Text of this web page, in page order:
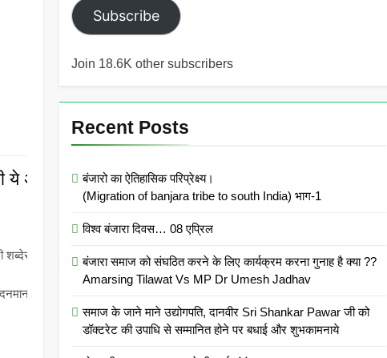
अविकारी शब्देर जातेर विचार आतं
शब्देर जातेर विचार आतं अपेक्षित छ…! १, क्रियाविशेषण
Subscribe
Join 18.6K other subscribers
Recent Posts
बंजारो का ऐतिहासिक परिप्रेक्ष्य।
(Migration of banjara tribe to south India) भाग-1
विश्व बंजारा दिवस… 08 एप्रिल
बंजारा समाज को संघठित करने के लिए कार्यक्रम करना गुनाह है क्या ??
Amarsing Tilawat Vs MP Dr Umesh Jadhav
समाज के जाने माने उद्योगपति, दानवीर Sri Shankar Pawar जी को
डॉक्टरेट की उपाधि से सम्मानित होने पर बधाई और शुभकामनाये